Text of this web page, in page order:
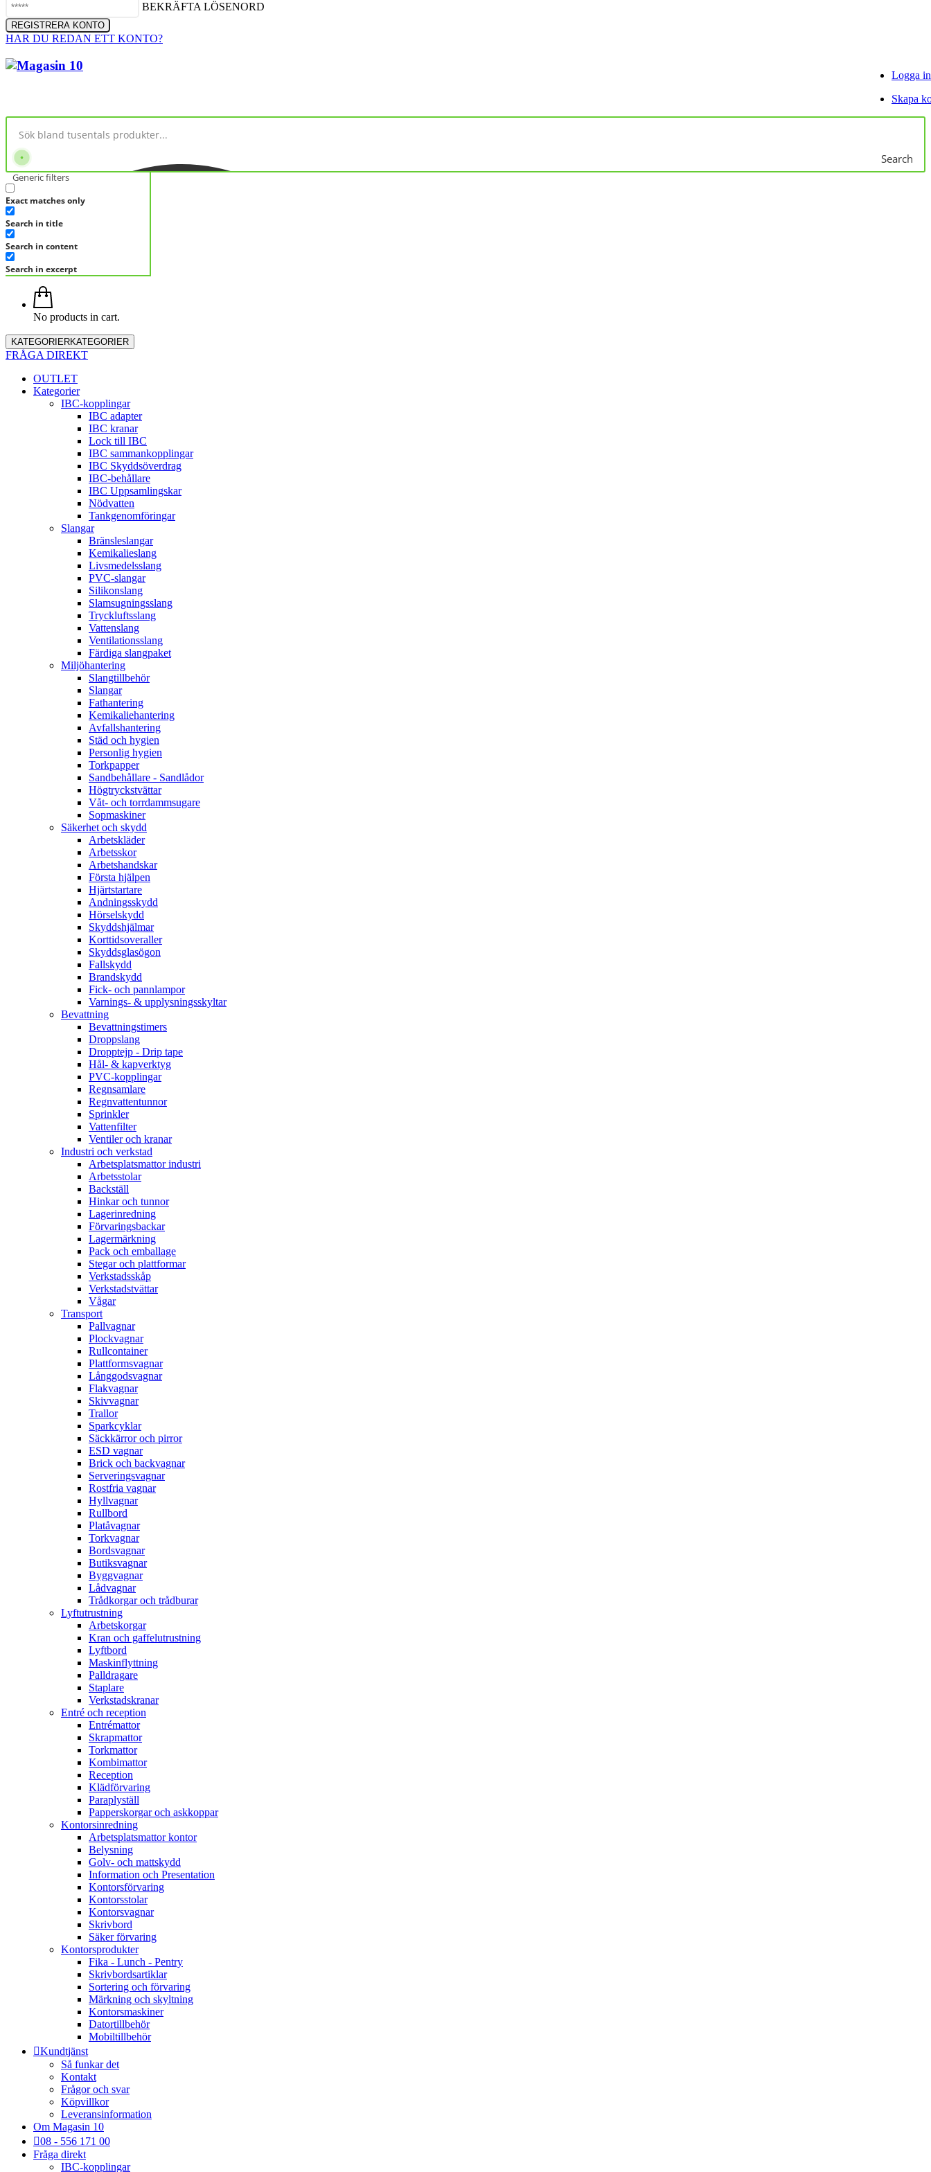
BEKRÄFTA LÖSENORD
HAR DU REDAN ETT KONTO?
Logga in
Skapa
Search
Generic filters
Exact matches only
Search in title
Search in content
Search in excerpt
No products in cart.
KATEGORIERKATEGORIER
FRÅGA DIREKT
OUTLET
Kategorier
IBC-kopplingar
IBC adapter
IBC kranar
Lock till IBC
IBC sammankopplingar
IBC Skyddsöverdrag
IBC-behållare
IBC Uppsamlingskar
Nödvatten
Tankgenomföringar
Slangar
Bränsleslangar
Kemikalieslang
Livsmedelsslang
PVC-slangar
Silikonslang
Slamsugningsslang
Tryckluftsslang
Vattenslang
Ventilationsslang
Färdiga slangpaket
Miljöhantering
Slangtillbehör
Slangar
Fathantering
Kemikaliehantering
Avfallshantering
Städ och hygien
Personlig hygien
Torkpapper
Sandbehållare - Sandlådor
Högtryckstvättar
Våt- och torrdammsugare
Sopmaskiner
Säkerhet och skydd
Arbetskläder
Arbetsskor
Arbetshandskar
Första hjälpen
Hjärtstartare
Andningsskydd
Hörselskydd
Skyddshjälmar
Korttidsoveraller
Skyddsglasögon
Fallskydd
Brandskydd
Fick- och pannlampor
Varnings- & upplysningsskyltar
Bevattning
Bevattningstimers
Droppslang
Dropptejp - Drip tape
Hål- & kapverktyg
PVC-kopplingar
Regnsamlare
Regnvattentunnor
Sprinkler
Vattenfilter
Ventiler och kranar
Industri och verkstad
Arbetsplatsmattor industri
Arbetsstolar
Backställ
Hinkar och tunnor
Lagerinredning
Förvaringsbackar
Lagermärkning
Pack och emballage
Stegar och plattformar
Verkstadsskåp
Verkstadstvättar
Vågar
Transport
Pallvagnar
Plockvagnar
Rullcontainer
Plattformsvagnar
Långgodsvagnar
Flakvagnar
Skivvagnar
Trallor
Sparkcyklar
Säckkärror och pirror
ESD vagnar
Brick och backvagnar
Serveringsvagnar
Rostfria vagnar
Hyllvagnar
Rullbord
Platåvagnar
Torkvagnar
Bordsvagnar
Butiksvagnar
Byggvagnar
Lådvagnar
Trådkorgar och trådburar
Lyftutrustning
Arbetskorgar
Kran och gaffelutrustning
Lyftbord
Maskinflyttning
Palldragare
Staplare
Verkstadskranar
Entré och reception
Entrémattor
Skrapmattor
Torkmattor
Kombimattor
Reception
Klädförvaring
Paraplyställ
Papperskorgar och askkoppar
Kontorsinredning
Arbetsplatsmattor kontor
Belysning
Golv- och mattskydd
Information och Presentation
Kontorsförvaring
Kontorsstolar
Kontorsvagnar
Skrivbord
Säker förvaring
Kontorsprodukter
Fika - Lunch - Pentry
Skrivbordsartiklar
Sortering och förvaring
Märkning och skyltning
Kontorsmaskiner
Datortillbehör
Mobiltillbehör
Kundtjänst
Så funkar det
Kontakt
Frågor och svar
Köpvillkor
Leveransinformation
Om Magasin 10
08 - 556 171 00
Fråga direkt
IBC-kopplingar